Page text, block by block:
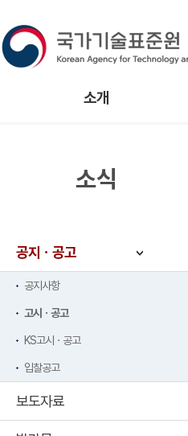
소개
소식
공지ㆍ공고
공지사항
고시ㆍ공고
KS고시ㆍ공고
입찰공고
보도자료